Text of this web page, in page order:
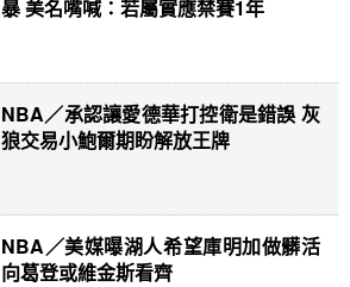
暴 美名嘴喊：若屬實應禁賽1年
NBA／承認讓愛德華打控衛是錯誤 灰
狼交易小鮑爾期盼解放王牌
NBA／美媒曝湖人希望庫明加做髒活
向葛登或維金斯看齊